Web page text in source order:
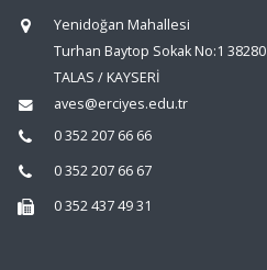
Yenidoğan Mahallesi
Turhan Baytop Sokak No:1 38280
TALAS / KAYSERİ
aves@erciyes.edu.tr
0 352 207 66 66
0 352 207 66 67
0 352 437 49 31